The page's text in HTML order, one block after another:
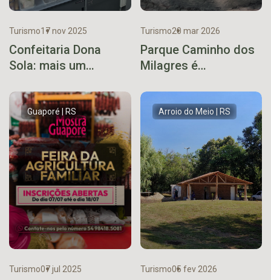
Turismo17 nov 2025
Confeitaria Dona
Sola: mais um
resiliência em Muçum
Turismo20 mar 2026
Parque Caminho dos
Milagres é
Encantado e projeta
novo capítulo para o
turismo religioso no
Vale do Taquari
Guaporé | RS
Turismo07 jul 2025
Arroio do Meio | RS
Turismo05 fev 2026